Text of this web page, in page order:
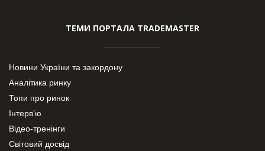
ТЕМИ ПОРТАЛА TRADEMASTER
Новини України та закордону
Аналітика ринку
Топи про ринок
Інтерв’ю
Відео-тренінги
Світовий досвід